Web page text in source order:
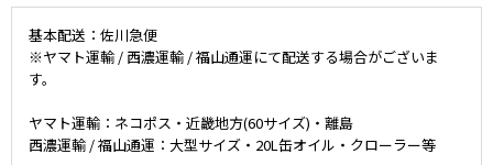
基本配送：佐川急便
※ヤマト運輸 / 西濃運輸 / 福山通運にて配送する場合がございま
す。
ヤマト運輸：ネコポス・近畿地方(60サイズ)・離島
西濃運輸 / 福山通運：大型サイズ・20L缶オイル・クローラー等